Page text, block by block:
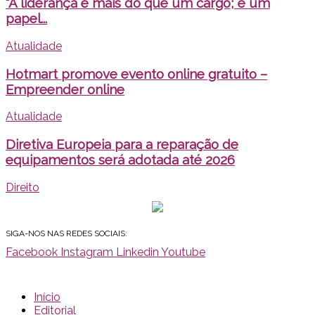
papel...
Atualidade
Hotmart promove evento online gratuito –
Empreender online
Atualidade
Diretiva Europeia para a reparação de
equipamentos será adotada até 2026
Direito
SIGA-NOS NAS REDES SOCIAIS:
Facebook Instagram Linkedin Youtube
Início
Editorial